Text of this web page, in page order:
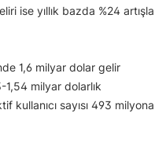
ise yıllık bazda %24 artışla
1,6 milyar dolar gelir
1,54 milyar dolarlık
kullanıcı sayısı 493 milyona